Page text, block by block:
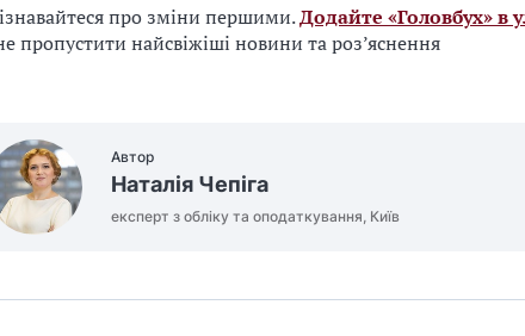
про зміни першими.Додайте «Головбух» в
пропустити найсвіжіші новини та роз’яснення
Автор
Наталія Чепіга
експерт з обліку та оподаткування, Київ